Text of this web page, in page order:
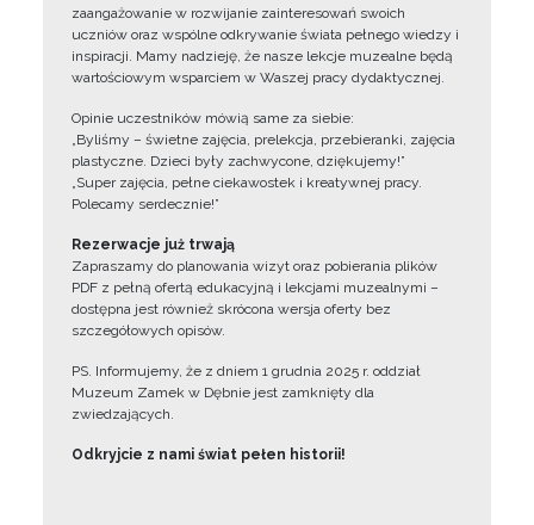
zaangażowanie w rozwijanie zainteresowań swoich
uczniów oraz wspólne odkrywanie świata pełnego wiedzy i
inspiracji. Mamy nadzieję, że nasze lekcje muzealne będą
wartościowym wsparciem w Waszej pracy dydaktycznej.
Opinie uczestników mówią same za siebie:
„Byliśmy – świetne zajęcia, prelekcja, przebieranki, zajęcia
plastyczne. Dzieci były zachwycone, dziękujemy!”
„Super zajęcia, pełne ciekawostek i kreatywnej pracy.
Polecamy serdecznie!”
Rezerwacje już trwają
Zapraszamy do planowania wizyt oraz pobierania plików
PDF z pełną ofertą edukacyjną i lekcjami muzealnymi –
dostępna jest również skrócona wersja oferty bez
szczegółowych opisów.
PS. Informujemy, że z dniem 1 grudnia 2025 r. oddział
Muzeum Zamek w Dębnie jest zamknięty dla
zwiedzających.
Odkryjcie z nami świat pełen historii!